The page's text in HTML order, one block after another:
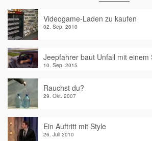
Videogame-Laden zu kaufen
02. Sep. 2010
Jeepfahrer baut Unfall mit einem
10. Sep. 2015
Rauchst du?
29. Okt. 2007
Ein Auftritt mit Style
26. Juli 2010